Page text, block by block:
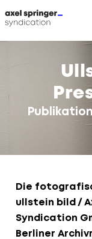
Die
ullstein bild /
Syndication
Berliner